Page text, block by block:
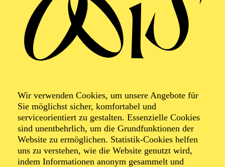
Wir verwenden Cookies, um unsere Angebote für
Sie möglichst sicher, komfortabel und
serviceorientiert zu gestalten. Essenzielle Cookies
sind unentbehrlich, um die Grundfunktionen der
Website zu ermöglichen. Statistik-Cookies helfen
uns zu verstehen, wie die Website genutzt wird,
indem Informationen anonym gesammelt und
Im Rahmen des
Blaue Stunde
Sing and Play, Musik von Frauen
her:voice Spezial